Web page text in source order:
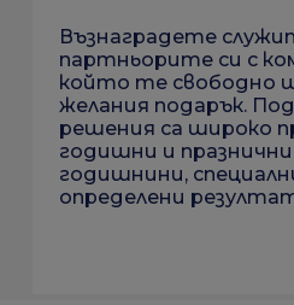
Възнаградете
партньорите си с
който те свободно
желания подарък.
решения са широко
годишни и празнични
годишнини,
определени